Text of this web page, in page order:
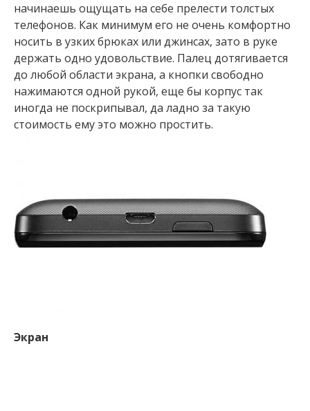
начинаешь ощущать на себе прелести толстых
телефонов. Как минимум его не очень комфортно
носить в узких брюках или джинсах, зато в руке
держать одно удовольствие. Палец дотягивается
до любой области экрана, а кнопки свободно
нажимаются одной рукой, еще бы корпус так
иногда не поскрипывал, да ладно за такую
стоимость ему это можно простить.
Экран